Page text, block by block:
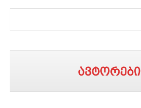
ავტორები